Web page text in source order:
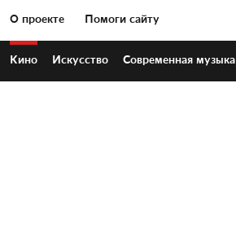
О проекте Помоги сайту
Кино Искусство Современная музыка